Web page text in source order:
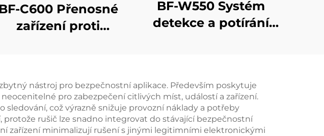
BF-C600 Přenosné
zařízení proti
BF-W550 Systém
detekce a potírání
nástroj pro bezpečnostní aplikace. Především poskytuje
pro zabezpečení citlivých míst, událostí a zařízení.
což výrazně snižuje provozní náklady a potřeby
rušič lze snadno integrovat do stávající bezpečnostní
zařízení minimalizují rušení s jinými legitimními elektronickými